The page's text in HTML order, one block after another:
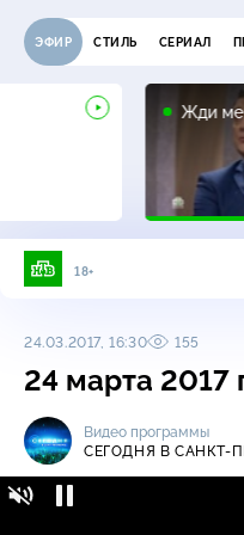
ЭФИР СТИЛЬ СЕРИАЛ
Жди
18+
24.03.2017, 16:30 155
24 марта 2017
Видео программы
СЕГОДНЯ В САНКТ-